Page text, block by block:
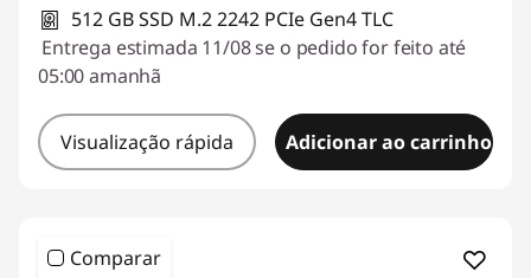
512 GB SSD M.2 2242 PCIe Gen4 TLC
Entrega estimada 11/08 se o pedido for feito até
05:00 amanhã
Visualização rápida Adicionar ao carrinho
Comparar